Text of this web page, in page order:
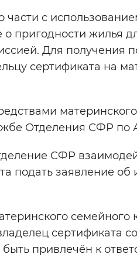
с
пригодности жилья
Для получения
сертификата на
Отделения СФР по
СФР
подать заявление об
семейного
сертификата
привлечён к